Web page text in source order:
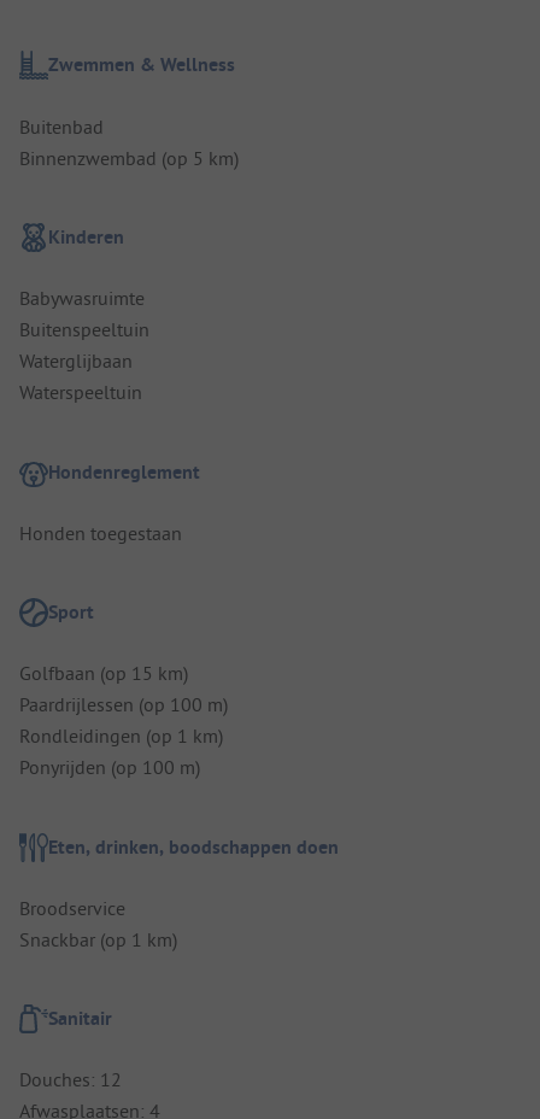
Zwemmen & Wellness
Buitenbad
Binnenzwembad (op 5 km)
Kinderen
Babywasruimte
Buitenspeeltuin
Waterglijbaan
Waterspeeltuin
Hondenreglement
Honden toegestaan
Sport
Golfbaan (op 15 km)
Paardrijlessen (op 100 m)
Rondleidingen (op 1 km)
Ponyrijden (op 100 m)
Eten, drinken, boodschappen doen
Broodservice
Snackbar (op 1 km)
Sanitair
Douches: 12
Afwasplaatsen: 4